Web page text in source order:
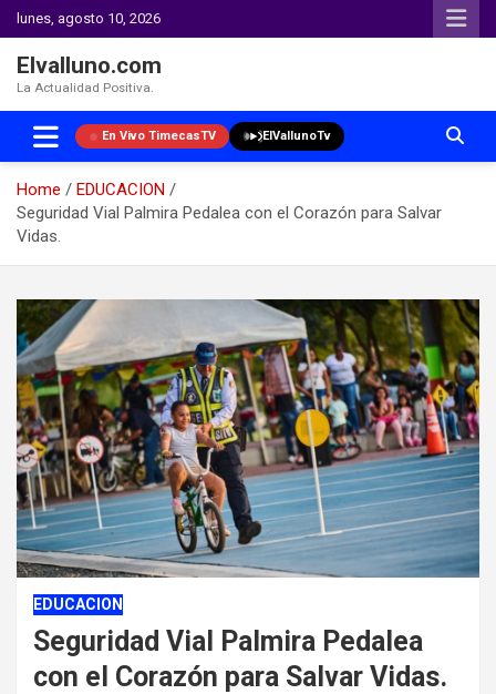
lunes, agosto 10, 2026
Elvalluno.com
La Actualidad Positiva.
En Vivo TimecasTV ElVallunoTv
Home
EDUCACION
Seguridad Vial Palmira Pedalea con el Corazón para Salvar
Vidas.
content
EDUCACION
Seguridad Vial Palmira Pedalea
con el Corazón para Salvar Vidas.